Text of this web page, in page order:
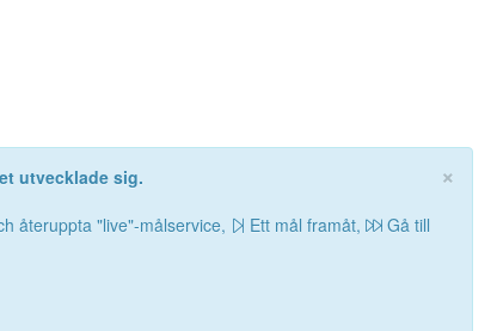
×
utvecklade sig.
återuppta "live"-målservice, Ett mål framåt,
Gå till